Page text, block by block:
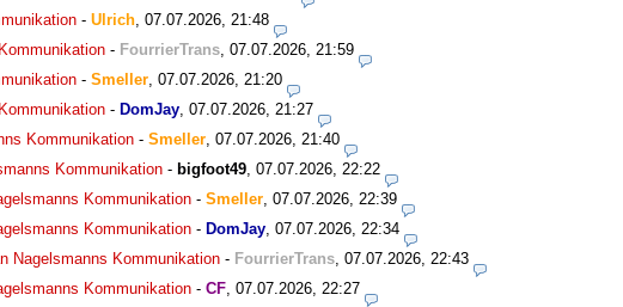
- Ulrich 07.07.2026, 21:48
- FourrierTrans 07.07.2026, 21:59
- Smeller 07.07.2026, 21:20
- DomJay 07.07.2026, 21:27
Kommunikation - Smeller 07.07.2026, 21:40
Kommunikation - bigfoot49 07.07.2026, 22:22
Kommunikation - Smeller 07.07.2026, 22:39
Kommunikation - DomJay 07.07.2026, 22:34
Nagelsmanns Kommunikation - FourrierTrans 07.07.2026, 22:43
Kommunikation - CF 07.07.2026, 22:27